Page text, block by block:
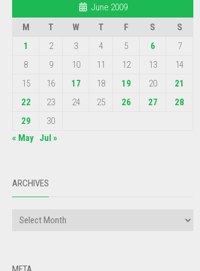
June 2009
M
T W T F S
S
1
2 3 4 5 6
7
8
9 10 11 12 13
14
15
16 17 18 19 20
21
22
23 24 25 26 27
28
29
30
« May Jul »
ARCHIVES